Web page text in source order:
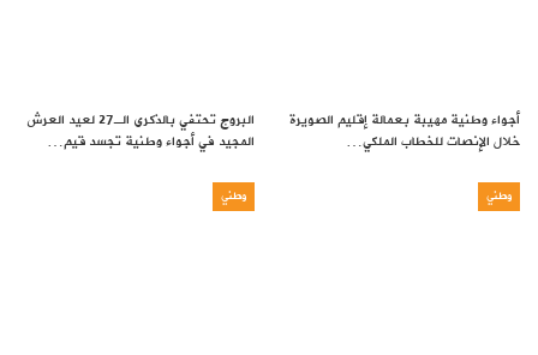
أجواء وطنية مهيبة بعمالة إقليم الصويرة
خلال الإنصات للخطاب الملكي…
البروج تحتفي بالذكرى الـ27 لعيد العرش
المجيد في أجواء وطنية تجسد قيم…
وطني وطني